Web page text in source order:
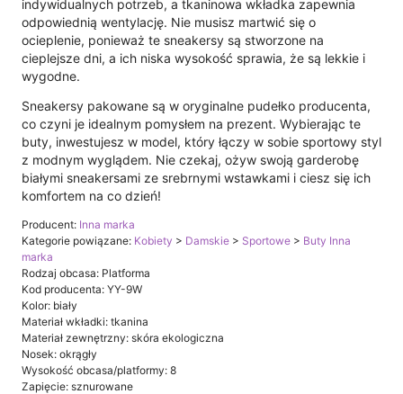
indywidualnych potrzeb, a tkaninowa wkładka zapewnia
odpowiednią wentylację. Nie musisz martwić się o
ocieplenie, ponieważ te sneakersy są stworzone na
cieplejsze dni, a ich niska wysokość sprawia, że są lekkie i
wygodne.
Sneakersy pakowane są w oryginalne pudełko producenta,
co czyni je idealnym pomysłem na prezent. Wybierając te
buty, inwestujesz w model, który łączy w sobie sportowy styl
z modnym wyglądem. Nie czekaj, ożyw swoją garderobę
białymi sneakersami ze srebrnymi wstawkami i ciesz się ich
komfortem na co dzień!
Producent: Inna marka
Kategorie powiązane: Kobiety > Damskie > Sportowe > Buty Inna
marka
Rodzaj obcasa: Platforma
Kod producenta: YY-9W
Kolor: biały
Materiał wkładki: tkanina
Materiał zewnętrzny: skóra ekologiczna
Nosek: okrągły
Wysokość obcasa/platformy: 8
Zapięcie: sznurowane